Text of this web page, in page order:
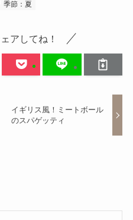
季節：夏
アしてね！
イギリス風！ミートボール
のスパゲッティ